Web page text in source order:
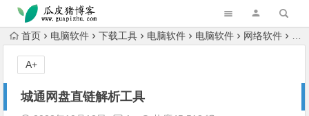
跳转到主内容
首页 电脑软件 下载工具 电脑软件 电脑软件 网络软件
城通网盘直链解析工具
A+